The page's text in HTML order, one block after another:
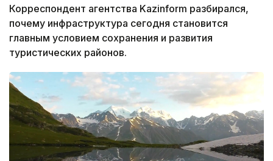
Корреспондент агентства Kazinform разбирался,
почему инфраструктура сегодня становится
главным условием сохранения и развития
туристических районов.